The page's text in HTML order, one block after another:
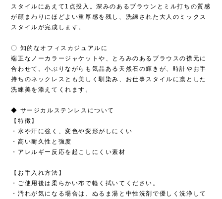
スタイルにあえて1点投入。深みのあるブラウンとミル打ちの質感
が顔まわりにほどよい重厚感を残し、洗練された大人のミックス
スタイルが完成します。
〇 知的なオフィスカジュアルに
端正なノーカラージャケットや、とろみのあるブラウスの襟元に
合わせて。小ぶりながらも気品ある天然石の輝きが、時計やお手
持ちのネックレスとも美しく馴染み、お仕事スタイルに凛とした
洗練美を添えてくれます。
◆ サージカルステンレスについて
【特徴】
・水や汗に強く、変色や変形がしにくい
・高い耐久性と強度
・アレルギー反応を起こしにくい素材
【お手入れ方法】
・ご使用後は柔らかい布で軽く拭いてください。
・汚れが気になる場合は、ぬるま湯と中性洗剤で優しく洗浄して